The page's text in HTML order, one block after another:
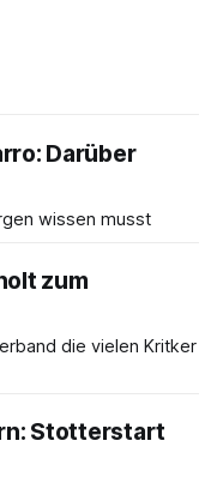
Darüber
wissen musst
zum
die vielen Kritker
Stotterstart